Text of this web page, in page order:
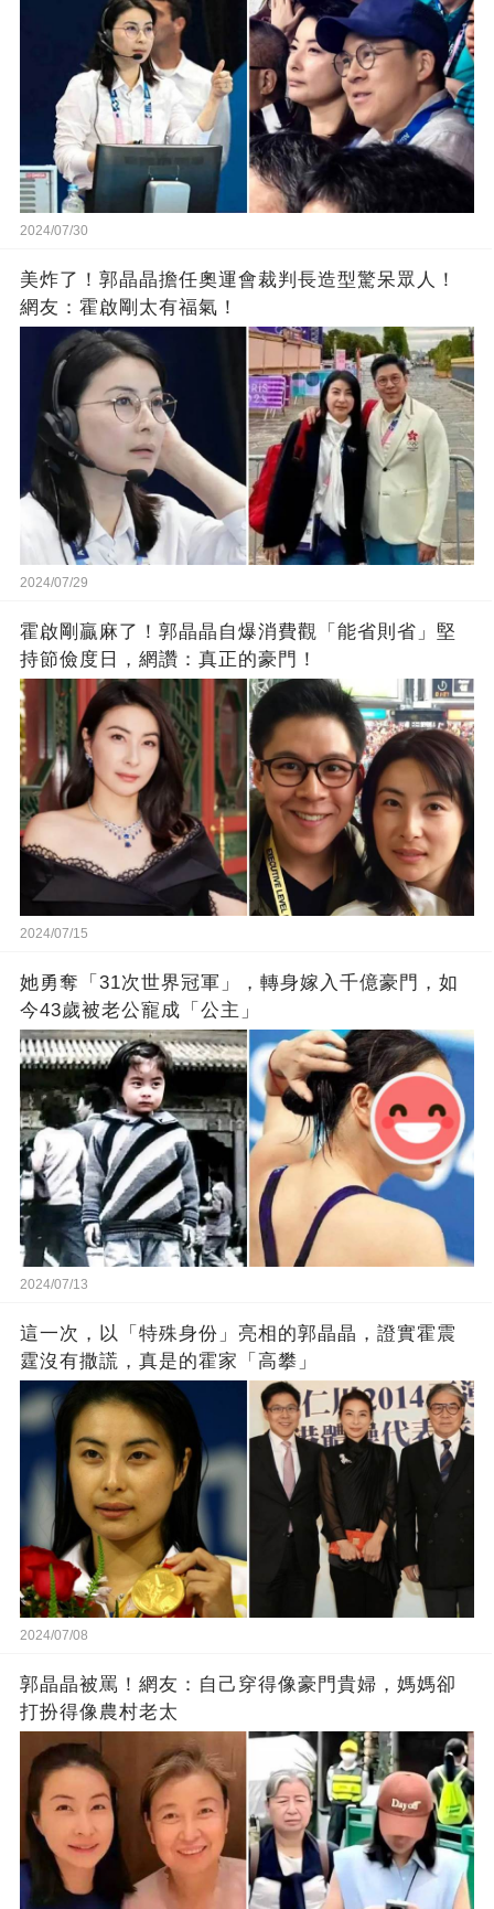
2024/07/30
美炸了！郭晶晶擔任奧運會裁判長造型驚呆眾人！
網友：霍啟剛太有福氣！
2024/07/29
霍啟剛贏麻了！郭晶晶自爆消費觀「能省則省」堅
持節儉度日，網讚：真正的豪門！
2024/07/15
她勇奪「31次世界冠軍」，轉身嫁入千億豪門，如
今43歲被老公寵成「公主」
2024/07/13
這一次，以「特殊身份」亮相的郭晶晶，證實霍震
霆沒有撒謊，真是的霍家「高攀」
2024/07/08
郭晶晶被罵！網友：自己穿得像豪門貴婦，媽媽卻
打扮得像農村老太